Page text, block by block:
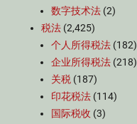
数字技术法 (2)
税法 (2,425)
个人所得税法 (182)
企业所得税法 (218)
关税 (187)
印花税法 (114)
国际税收 (3)